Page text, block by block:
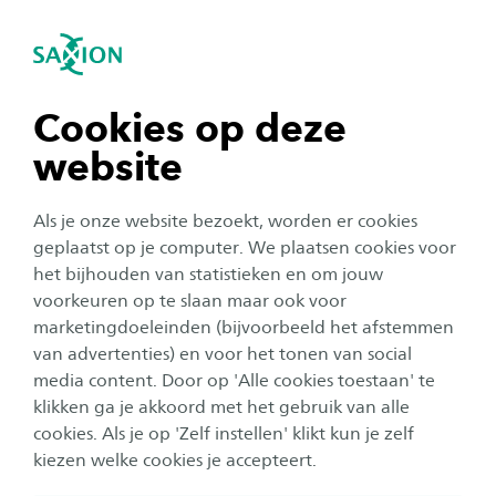
Cookies op deze
website
Als je onze website bezoekt, worden er cookies
geplaatst op je computer. We plaatsen cookies voor
het bijhouden van statistieken en om jouw
voorkeuren op te slaan maar ook voor
marketingdoeleinden (bijvoorbeeld het afstemmen
van advertenties) en voor het tonen van social
media content. Door op 'Alle cookies toestaan' te
klikken ga je akkoord met het gebruik van alle
cookies. Als je op 'Zelf instellen' klikt kun je zelf
kiezen welke cookies je accepteert.
Navigatie openen
tonen
tonen
tonen
tonen
sluiten
Ondernemerschap & Retail
Subnavigatie tonen
Get ready voor het
ondernemerschap van de
toekomst bij hbo
Ondernemerschap & Retail
Management